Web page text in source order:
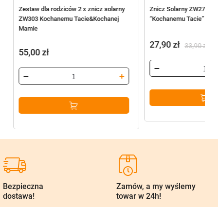
Zestaw dla rodziców 2 x znicz solarny
ZW303 Kochanemu Tacie&Kochanej
Mamie
55,00zł
Znicz Solarny ZW274
“Kochanemu Tacie”
33,90zł
cena
wynosiła:
33,90 zł.
27,90zł
cena
wynosi:
27,90 zł.
Bezpieczna
dostawa!
Zamów, a my wyślemy
towar w 24h!